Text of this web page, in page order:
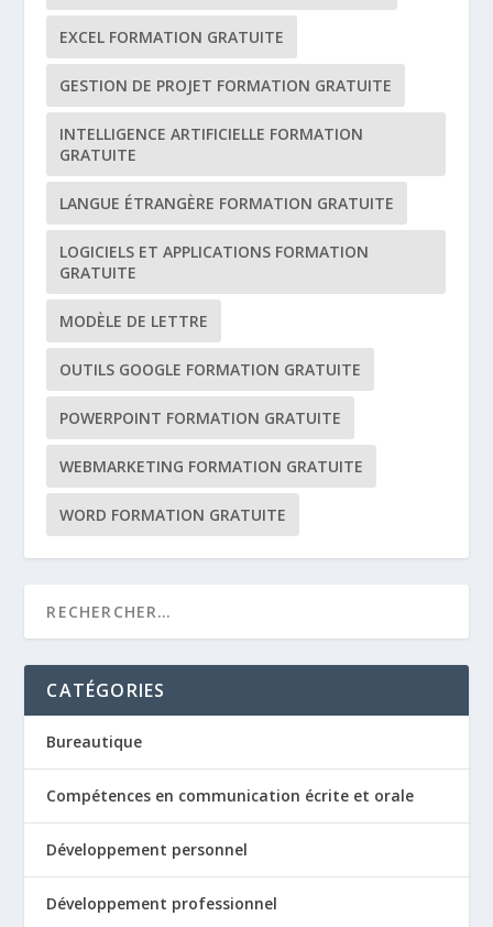
EXCEL FORMATION GRATUITE
GESTION DE PROJET FORMATION GRATUITE
INTELLIGENCE ARTIFICIELLE FORMATION
GRATUITE
LANGUE ÉTRANGÈRE FORMATION GRATUITE
LOGICIELS ET APPLICATIONS FORMATION
GRATUITE
MODÈLE DE LETTRE
OUTILS GOOGLE FORMATION GRATUITE
POWERPOINT FORMATION GRATUITE
WEBMARKETING FORMATION GRATUITE
WORD FORMATION GRATUITE
CATÉGORIES
Bureautique
Compétences en communication écrite et orale
Développement personnel
Développement professionnel